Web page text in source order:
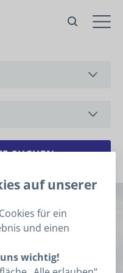
auf unserer
für ein
und einen
wichtig!
mit Pool
3
Abreise nicht.